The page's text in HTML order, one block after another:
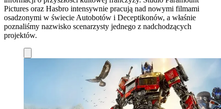
Pictures oraz Hasbro intensywnie pracują nad nowymi filmami
osadzonymi w świecie Autobotów i Deceptikonów, a właśnie
poznaliśmy nazwisko scenarzysty jednego z nadchodzących
projektów.